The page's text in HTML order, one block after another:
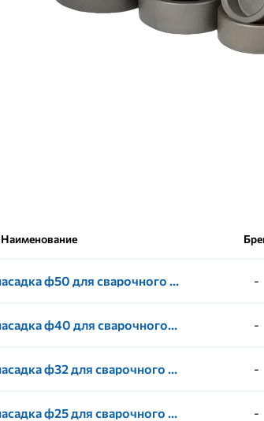
Наименование
насадка ф50 для сварочного аппарата -
насадка ф40 для сварочного аппарата -
насадка ф32 для сварочного аппарата -
насадка ф25 для сварочного аппарата -